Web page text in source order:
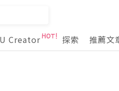
Creator 探索 推薦文